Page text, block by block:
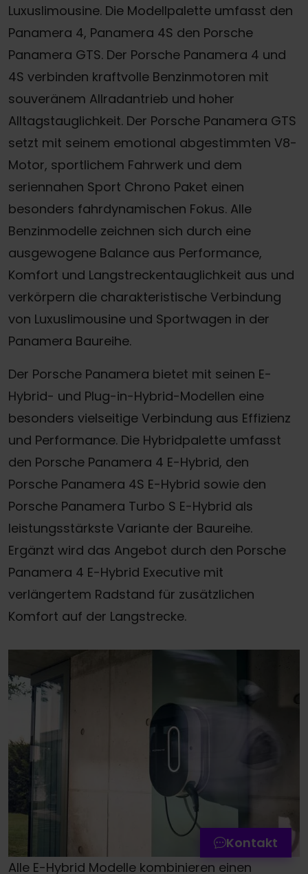
Luxuslimousine. Die Modellpalette umfasst den
Panamera 4, Panamera 4S den Porsche
Panamera GTS. Der Porsche Panamera 4 und
4S verbinden kraftvolle Benzinmotoren mit
souveränem Allradantrieb und hoher
Alltagstauglichkeit. Der Porsche Panamera GTS
setzt mit seinem emotional abgestimmten V8-
Motor, sportlichem Fahrwerk und dem
seriennahen Sport Chrono Paket einen
besonders fahrdynamischen Fokus. Alle
Benzinmodelle zeichnen sich durch eine
ausgewogene Balance aus Performance,
Komfort und Langstreckentauglichkeit aus und
verkörpern die charakteristische Verbindung
von Luxuslimousine und Sportwagen in der
Panamera Baureihe.
Der Porsche Panamera bietet mit seinen E-
Hybrid- und Plug-in-Hybrid-Modellen eine
besonders vielseitige Verbindung aus Effizienz
und Performance. Die Hybridpalette umfasst
den Porsche Panamera 4 E-Hybrid, den
Porsche Panamera 4S E-Hybrid sowie den
Porsche Panamera Turbo S E-Hybrid als
leistungsstärkste Variante der Baureihe.
Ergänzt wird das Angebot durch den Porsche
Panamera 4 E-Hybrid Executive mit
verlängertem Radstand für zusätzlichen
Komfort auf der Langstrecke.
Alle E-Hybrid Modelle kombinieren einen
Kontakt
Termin online buchen
Zum Kontaktformular
Werkstatttermin-Hotline